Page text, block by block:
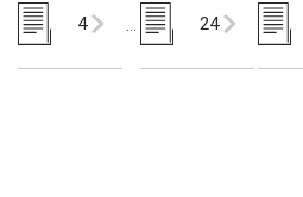
4 … 24